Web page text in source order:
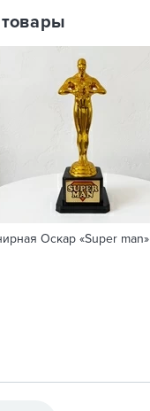
Оскар «Super man»